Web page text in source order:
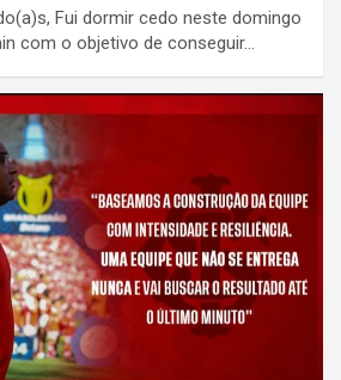
Fui dormir cedo neste domingo
com o objetivo de conseguir…